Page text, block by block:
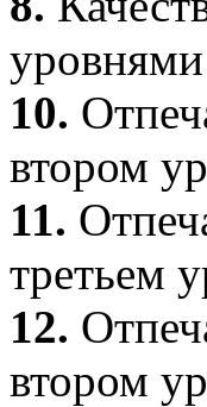
10.
втором
11.
третьем
12.
втором